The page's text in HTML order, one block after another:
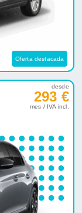
Oferta destacada
desde
293 €
mes / IVA incl.